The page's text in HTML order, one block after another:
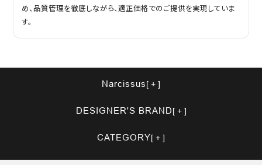
め、品質管理を徹底しながら、適正価格でのご提供を実現していま
す。
Narcissus
DESIGNER'S BRAND
CATEGORY